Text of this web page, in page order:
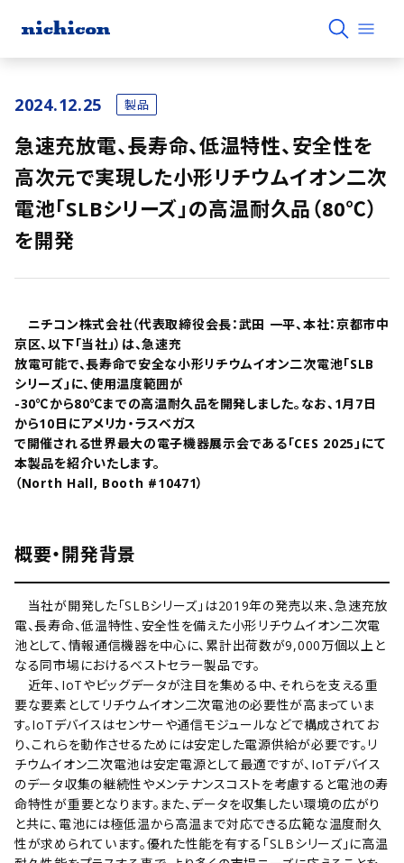
2024.12.25 製品
急速充放電、長寿命、低温特性、安全性を
高次元で実現した小形リチウムイオン二次
電池「SLBシリーズ」の高温耐久品（80℃）
を開発
ニチコン株式会社（代表取締役会長：武田 一平、本社：京都市中
京区、以下「当社」）は、急速充
放電可能で、長寿命で安全な小形リチウムイオン二次電池「SLB
シリーズ」に、使用温度範囲が
-30℃から80℃までの高温耐久品を開発しました。なお、1月7日
から10日にアメリカ・ラスベガス
で開催される世界最大の電子機器展示会である「CES 2025」にて
本製品を紹介いたします。
（North Hall, Booth #10471）
概要・開発背景
当社が開発した「SLBシリーズ」は2019年の発売以来、急速充放
電、長寿命、低温特性、安全性を備えた小形リチウムイオン二次電
池として、情報通信機器を中心に、累計出荷数が9,000万個以上と
なる同市場におけるベストセラー製品です。
近年、IoTやビッグデータが注目を集める中、それらを支える重
要な要素としてリチウムイオン二次電池の必要性が高まっていま
す。IoTデバイスはセンサーや通信モジュールなどで構成されてお
り、これらを動作させるためには安定した電源供給が必要です。リ
チウムイオン二次電池は安定電源として最適ですが、IoTデバイス
のデータ収集の継続性やメンテナンスコストを考慮すると電池の寿
命特性が重要となります。また、データを収集したい環境の広がり
と共に、電池には極低温から高温まで対応できる広範な温度耐久
性が求められています。優れた性能を有する「SLBシリーズ」に高温